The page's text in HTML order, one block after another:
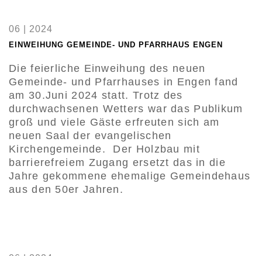
06 | 2024
EINWEIHUNG GEMEINDE- UND PFARRHAUS ENGEN
Die feierliche Einweihung des neuen
Gemeinde- und Pfarrhauses in Engen fand
am 30.Juni 2024 statt. Trotz des
durchwachsenen Wetters war das Publikum
groß und viele Gäste erfreuten sich am
neuen Saal der evangelischen
Kirchengemeinde. Der Holzbau mit
barrierefreiem Zugang ersetzt das in die
Jahre gekommene ehemalige Gemeindehaus
aus den 50er Jahren.